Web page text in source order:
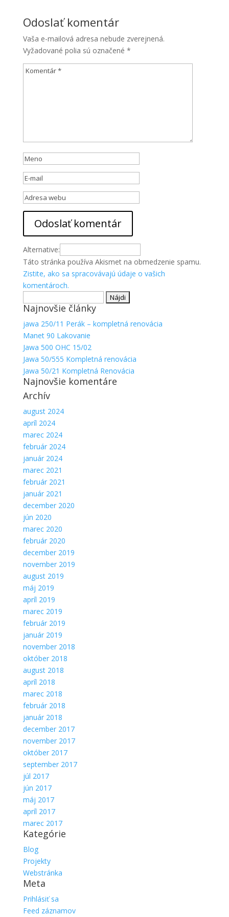
Odoslať komentár
Vaša e-mailová adresa nebude zverejnená.
Vyžadované polia sú označené *
Alternative:
Táto stránka používa Akismet na obmedzenie spamu.
Zistite, ako sa spracovávajú údaje o vašich
komentároch.
Najnovšie články
jawa 250/11 Perák – kompletná renovácia
Manet 90 Lakovanie
Jawa 500 OHC 15/02
Jawa 50/555 Kompletná renovácia
Jawa 50/21 Kompletná Renovácia
Najnovšie komentáre
Archív
august 2024
apríl 2024
marec 2024
február 2024
január 2024
marec 2021
február 2021
január 2021
december 2020
jún 2020
marec 2020
február 2020
december 2019
november 2019
august 2019
máj 2019
apríl 2019
marec 2019
február 2019
január 2019
november 2018
október 2018
august 2018
apríl 2018
marec 2018
február 2018
január 2018
december 2017
november 2017
október 2017
september 2017
júl 2017
jún 2017
máj 2017
apríl 2017
marec 2017
Kategórie
Blog
Projekty
Webstránka
Meta
Prihlásiť sa
Feed záznamov